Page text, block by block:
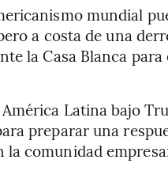
mundial
a costa de una
la Casa Blanca
Latina bajo
preparar una
comunidad